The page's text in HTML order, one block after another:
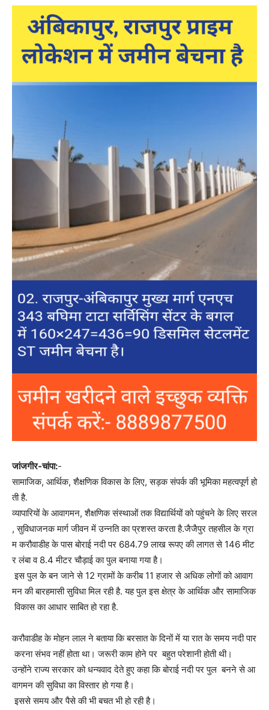
जांजगीर-चांपा:-
सामाजिक, आर्थिक, शैक्षणिक विकास के लिए, सड़क संपर्क की भूमिका महत्वपूर्ण हो
ती है.
व्यापारियों के आवागमन, शैक्षणिक संस्थाओं तक विद्यार्थियों को पहुंचने के लिए सरल
, सुविधाजनक मार्ग जीवन में उन्नति का प्रशस्त करता है.जैजैपुर तहसील के ग्रा
म करौवाडीह के पास बोराई नदी पर 684.79 लाख रूपए की लागत से 146 मीट
र लंबा व 8.4 मीटर चौड़ाई का पुल बनाया गया है।
इस पुल के बन जाने से 12 ग्रामों के करीब 11 हजार से अधिक लोगों को आवाग
मन की बारहमासी सुविधा मिल रही है. यह पुल इस क्षेत्र के आर्थिक और सामाजिक
विकास का आधार साबित हो रहा है.
करौवाडीह के मोहन लाल ने बताया कि बरसात के दिनों में या रात के समय नदी पार
करना संभव नहीं होता था। जरूरी काम होने पर बहुत परेशानी होती थी।
उन्होंने राज्य सरकार को धन्यवाद देते हुए कहा कि बोराई नदी पर पुल बनने से आ
वागमन की सुविधा का विस्तार हो गया है।
इससे समय और पैसे की भी बचत भी हो रही है।